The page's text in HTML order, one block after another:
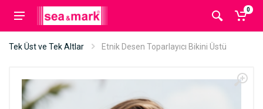
0
Tek Üst ve Tek Altlar Etnik Desen Toparlayıcı Bikini Üstü